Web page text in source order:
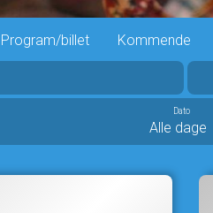
Program/billet Kommende
Dato
Alle dage